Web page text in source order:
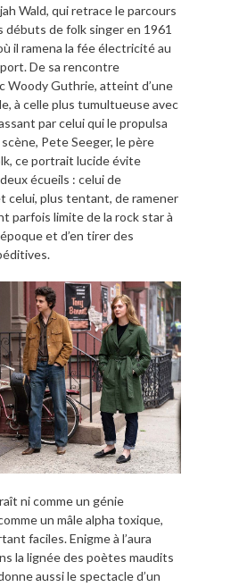
Wald, qui retrace le parcours
débuts de folk singer en 1961
il ramena la fée électricité au
De sa rencontre
Woody Guthrie, atteint d’une
à celle plus tumultueuse avec
par celui qui le propulsa
Pete Seeger, le père
ce portrait lucide évite
écueils : celui de
celui, plus tentant, de ramener
parfois limite de la rock star à
et d’en tirer des
ni comme un génie
un mâle alpha toxique,
faciles. Enigme à l’aura
la lignée des poètes maudits
aussi le spectacle d’un